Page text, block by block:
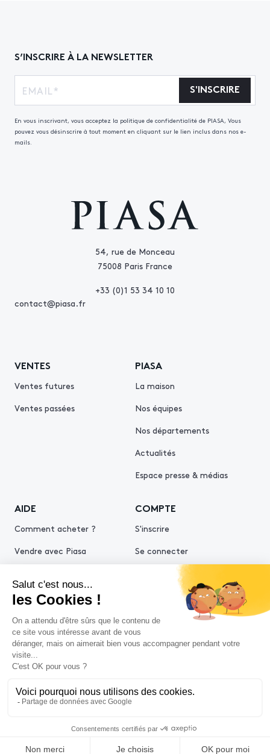
54, rue de Monceau
75008 Paris France
+33 (0)1 53 34 10 10
contact@piasa.fr
VENTES
Ventes futures
Ventes passées
PIASA
La maison
Nos équipes
Nos départements
Actualités
Espace presse & médias
AIDE
Comment acheter ?
Vendre avec Piasa
COMPTE
S'inscrire
Se connecter
S’INSCRIRE À LA NEWSLETTER
S'INSCRIRE
En vous inscrivant, vous acceptez la politique de confidentialité de PIASA, Vous
pouvez vous désinscrire à tout moment en cliquant sur le lien inclus dans nos e-
mails.
Politiques de confidentialitéPolitique cookies
Conditions générales d'utilisation